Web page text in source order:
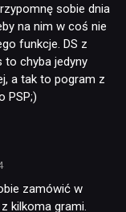
sobie dnia
na nim w coś nie
funkcje. DS z
to chyba jedyny
a tak to pogram z
PSP;)
zamówić w
kilkoma grami.